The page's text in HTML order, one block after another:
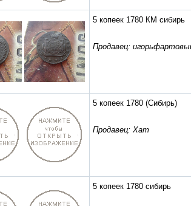
5 копеек 1780 КМ сибирь
Продавец:
5 копеек 1780 (Сибирь)
Продавец: Xam
5 копеек 1780 сибирь